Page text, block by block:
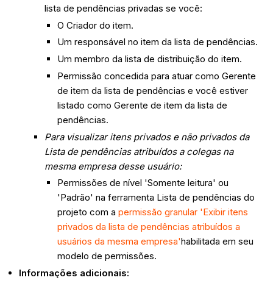
lista de pendências privadas se você:
O Criador do item.
Um responsável no item da lista de pendências.
Um membro da lista de distribuição do item.
Permissão concedida para atuar como Gerente
de item da lista de pendências e você estiver
listado como Gerente de item da lista de
pendências.
Para visualizar itens privados e não privados da
Lista de pendências atribuídos a colegas na
mesma empresa desse usuário:
Permissões de nível 'Somente leitura' ou
'Padrão' na ferramenta Lista de pendências do
projeto com apermissão granular 'Exibir itens
privados da lista de pendências atribuídos a
usuários da mesma empresa'habilitada em seu
modelo de permissões.
Informações adicionais: